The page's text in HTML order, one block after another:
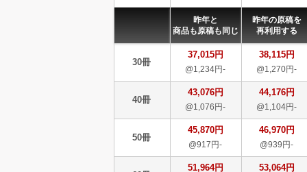
昨年と
商品も原稿も同じ
昨年の原稿を
再利用する
30冊
37,015円
@1,234円-
38,115円
@1,270円-
40冊
43,076円
@1,076円-
44,176円
@1,104円-
50冊
45,870円
@917円-
46,970円
@939円-
51,964円 53,064円